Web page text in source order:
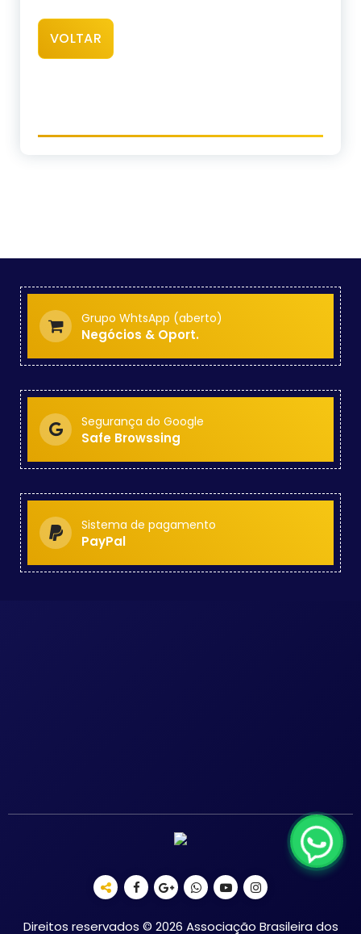
VOLTAR
Grupo WhtsApp (aberto)
Negócios & Oport.
Segurança do Google
Safe Browssing
Sistema de pagamento
PayPal
Direitos reservados © 2026 Associação Brasileira dos